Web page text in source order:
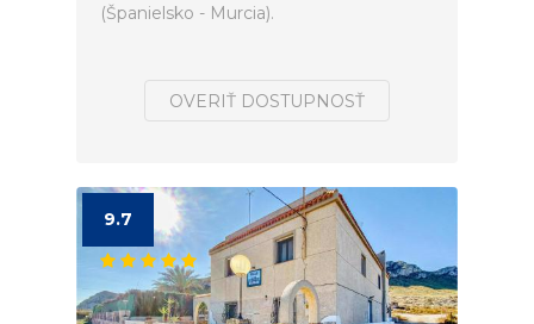
(Španielsko - Murcia).
OVERIŤ DOSTUPNOSŤ
9.7